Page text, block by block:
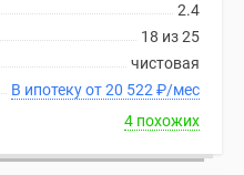
2.4
18 из 25
чистовая
В ипотеку от 20 522 ₽/мес
4 похожих